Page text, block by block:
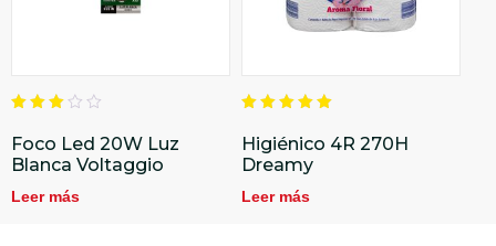
en
3.00
de 5
Foco Led 20W Luz
Blanca Voltaggio
Leer más
en
5.00
de 5
Higiénico 4R 270H
Dreamy
Leer más